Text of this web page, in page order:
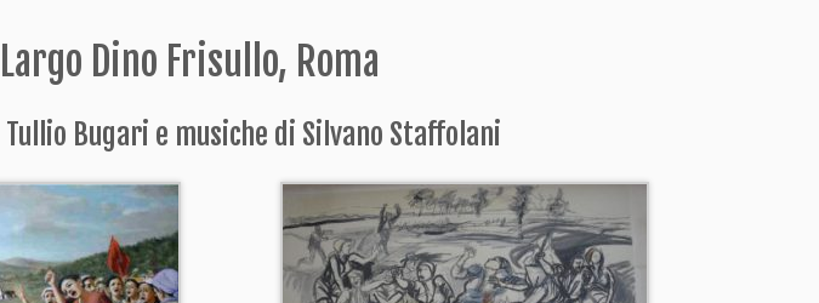
Dino Frisullo, Roma
Bugari e musiche di Silvano Staffolani